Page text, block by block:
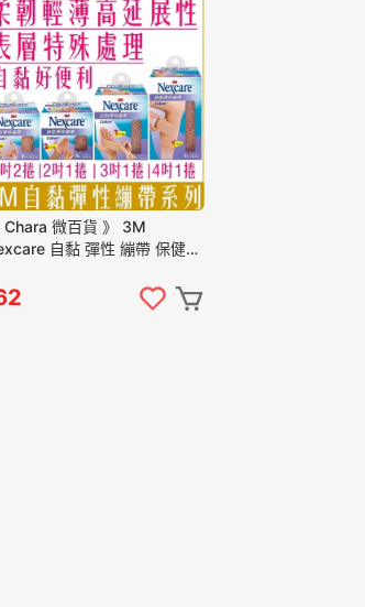
Chara 微百貨 》 3M
自黏 彈性 繃帶 保健
膚色